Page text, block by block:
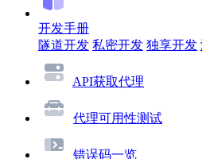
开发手册
隧道开发 私密开发 独享开发
API获取代理
代理可用性测试
错误码一览